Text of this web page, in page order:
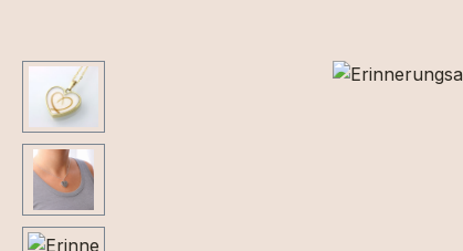
Bildergalerie überspringen